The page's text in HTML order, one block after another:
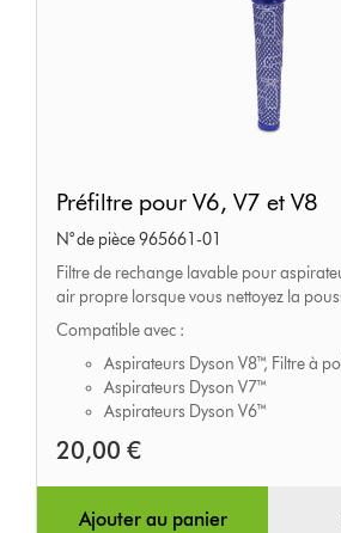
pour
V6,
V7
et
Préfiltre pour V6, V7 et V8
N° de pièce 965661-01
Filtre de rechange lavable pour
air propre lorsque vous nettoyez la
Compatible avec :
Aspirateurs Dyson V8™, Filtre à
Aspirateurs Dyson V7™
Aspirateurs Dyson V6™
20,00 €
Ajouter au panier